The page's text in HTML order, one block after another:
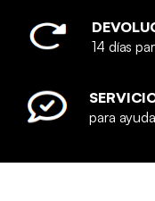
14 días
para